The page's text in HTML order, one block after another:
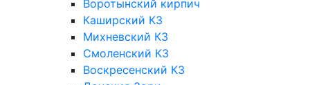
Воротынский кирпич
Каширский КЗ
Михневский КЗ
Смоленский КЗ
Воскресенский КЗ